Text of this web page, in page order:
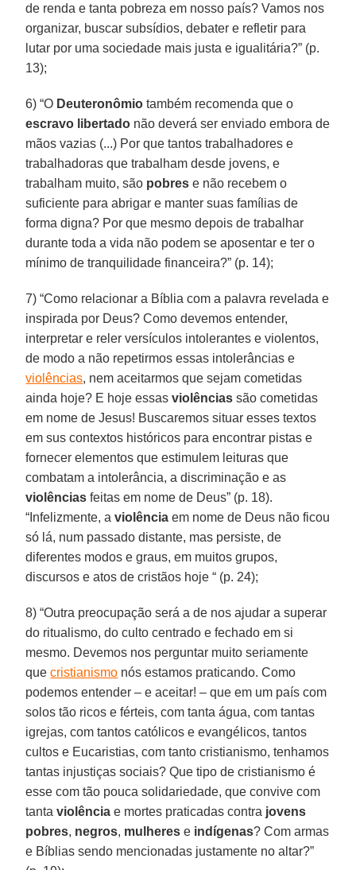
de renda e tanta pobreza em nosso país? Vamos nos
organizar, buscar subsídios, debater e refletir para
lutar por uma sociedade mais justa e igualitária?” (p.
13);
6) “O Deuteronômio também recomenda que o
escravo libertado não deverá ser enviado embora de
mãos vazias (...) Por que tantos trabalhadores e
trabalhadoras que trabalham desde jovens, e
trabalham muito, são pobres e não recebem o
suficiente para abrigar e manter suas famílias de
forma digna? Por que mesmo depois de trabalhar
durante toda a vida não podem se aposentar e ter o
mínimo de tranquilidade financeira?” (p. 14);
7) “Como relacionar a Bíblia com a palavra revelada e
inspirada por Deus? Como devemos entender,
interpretar e reler versículos intolerantes e violentos,
de modo a não repetirmos essas intolerâncias e
violências, nem aceitarmos que sejam cometidas
ainda hoje? E hoje essasviolências são cometidas
em nome de Jesus! Buscaremos situar esses textos
em sus contextos históricos para encontrar pistas e
fornecer elementos que estimulem leituras que
combatam a intolerância, a discriminação e as
violências feitas em nome de Deus” (p. 18).
“Infelizmente, aviolência em nome de Deus não ficou
só lá, num passado distante, mas persiste, de
diferentes modos e graus, em muitos grupos,
discursos e atos de cristãos hoje “ (p. 24);
8) “Outra preocupação será a de nos ajudar a superar
do ritualismo, do culto centrado e fechado em si
mesmo. Devemos nos perguntar muito seriamente
quecristianismo nós estamos praticando. Como
podemos entender – e aceitar! – que em um país com
solos tão ricos e férteis, com tanta água, com tantas
igrejas, com tantos católicos e evangélicos, tantos
cultos e Eucaristias, com tanto cristianismo, tenhamos
tantas injustiças sociais? Que tipo de cristianismo é
esse com tão pouca solidariedade, que convive com
tantaviolência e mortes praticadas contra jovens
pobres, negros, mulheres e indígenas? Com armas
e Bíblias sendo mencionadas justamente no altar?”